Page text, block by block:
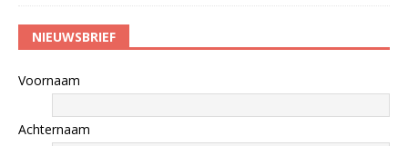
NIEUWSBRIEF
Voornaam
Achternaam